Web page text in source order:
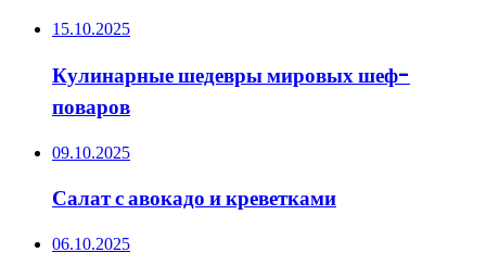
15.10.2025
Кулинарные шедевры мировых шеф-
поваров
09.10.2025
Салат с авокадо и креветками
06.10.2025